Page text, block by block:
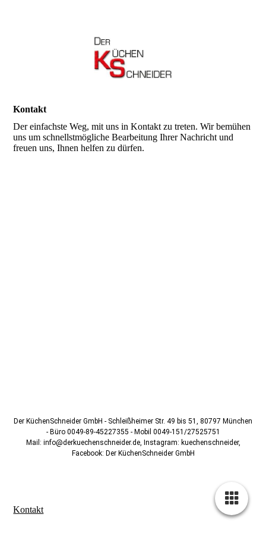
Kontakt
Der einfachste Weg, mit uns in Kontakt zu treten. Wir bemühen
uns um schnellstmögliche Bearbeitung Ihrer Nachricht und
freuen uns, Ihnen helfen zu dürfen.
Der KüchenSchneider GmbH - Schleißheimer Str. 49 bis 51, 80797 München
- Büro 0049-89-45227355 - Mobil 0049-151/27525751
Mail: info@derkuechenschneider.de, Instagram: kuechenschneider,
Facebook: Der KüchenSchneider GmbH
Kontakt